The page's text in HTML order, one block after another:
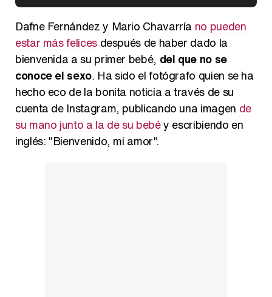
Dafne Fernández y Mario Chavarría no pueden
estar más felicesdespués de haber dado la
bienvenida a su primer bebé, del que no se
conoce el sexo. Ha sido el fotógrafo quien se ha
hecho eco de la bonita noticia a través de su
cuenta de Instagram, publicando una imagen de
su mano junto a la de su bebéy escribiendo en
inglés: "Bienvenido, mi amor".